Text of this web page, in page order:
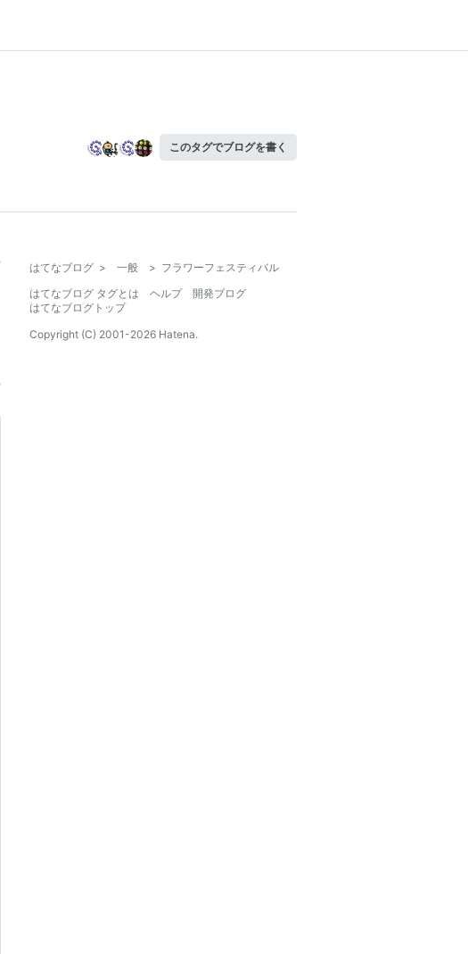
このタグでブログを書く
はてなブログ > 一般 > フラワーフェスティバル
はてなブログ タグとは
ヘルプ
開発ブログ
はてなブログトップ
Copyright (C) 2001-2026 Hatena.